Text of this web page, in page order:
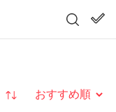
並び替え